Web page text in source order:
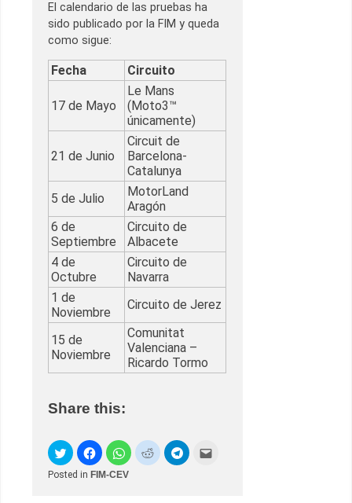
El calendario de las pruebas ha
sido publicado por la FIM y queda
como sigue:
Fecha Circuito
17 de Mayo
Le Mans
(Moto3™
únicamente)
21 de Junio
Circuit de
Barcelona-
Catalunya
5 de Julio
MotorLand
Aragón
6 de
Septiembre
Circuito de
Albacete
4 de
Octubre
Circuito de
Navarra
1 de
Noviembre
Circuito de Jerez
15 de
Noviembre
Comunitat
Valenciana –
Ricardo Tormo
Share this:
Posted in FIM-CEV